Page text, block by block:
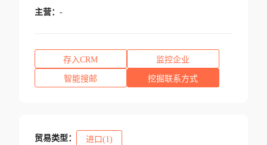
主营： -
存入CRM 监控企业
智能搜邮 挖掘联系方式
贸易类型： 进口(1)